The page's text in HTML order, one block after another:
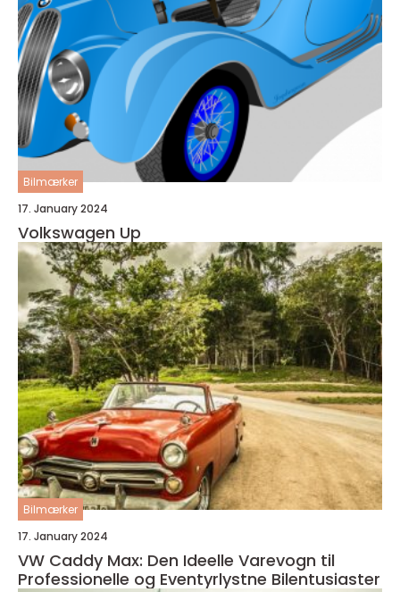
Bilmærker
17. January 2024
Volkswagen Up
Bilmærker
17. January 2024
VW Caddy Max: Den Ideelle Varevogn til
Professionelle og Eventyrlystne Bilentusiaster